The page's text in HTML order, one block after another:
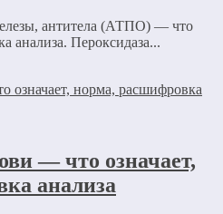
антитела (АТПО) — что
анализа. Пероксидаза...
— что означает,
анализа